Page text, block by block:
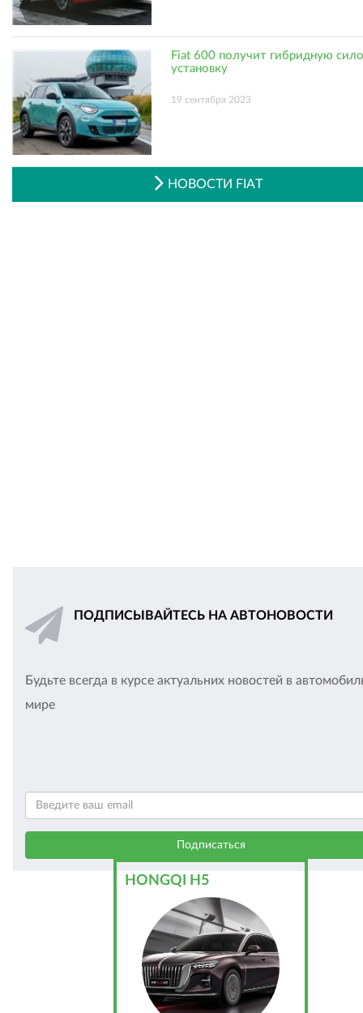
Fiat 600 получит гибридную
установку
19 сентября 2023
НОВОСТИ FIAT
ПОДПИСЫВАЙТЕСЬ НА АВТОНОВОСТИ
Будьте всегда в курсе актуальних новостей в
мире
HONGQI H5